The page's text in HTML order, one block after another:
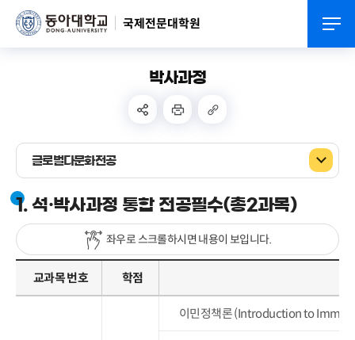
국제전문대학원
박사과정
글로벌다문화전공
1. 석·박사과정 통합 전공필수(총2과목)
좌우로 스크롤하시면 내용이 보입니다.
교과목 번호 학점
이민정책론 (Introduction to